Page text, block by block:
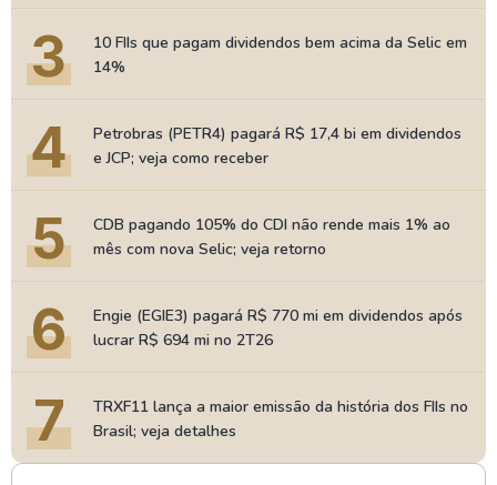
3
10 FIIs que pagam dividendos bem acima da Selic em
14%
4
Petrobras (PETR4) pagará R$ 17,4 bi em dividendos
e JCP; veja como receber
5
CDB pagando 105% do CDI não rende mais 1% ao
mês com nova Selic; veja retorno
6
Engie (EGIE3) pagará R$ 770 mi em dividendos após
lucrar R$ 694 mi no 2T26
7
TRXF11 lança a maior emissão da história dos FIIs no
Brasil; veja detalhes